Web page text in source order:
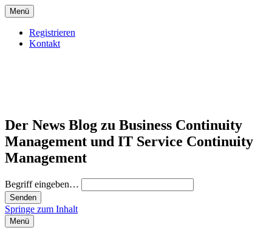
Menü
Registrieren
Kontakt
Der News Blog zu Business Continuity
Management und IT Service Continuity
Management
Begriff eingeben…
Springe zum Inhalt
Menü